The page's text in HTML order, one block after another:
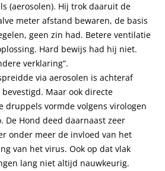
(aerosolen). Hij trok daaruit de
meter afstand bewaren, de basis
geen zin had. Betere ventilatie
Hard bewijs had hij niet.
verklaring”.
via aerosolen is achteraf
Maar ook directe
druppels vormde volgens virologen
De Hond deed daarnaast zeer
onder meer de invloed van het
van het virus. Ook op dat vlak
lang niet altijd nauwkeurig.